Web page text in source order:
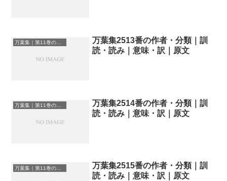
万葉集｜第11巻の和歌一覧
万葉集2513番の作者・分類｜訓
読・読み｜意味・訳｜原文
万葉集｜第11巻の和歌一覧
万葉集2514番の作者・分類｜訓
読・読み｜意味・訳｜原文
万葉集｜第11巻の和歌一覧
万葉集2515番の作者・分類｜訓
読・読み｜意味・訳｜原文